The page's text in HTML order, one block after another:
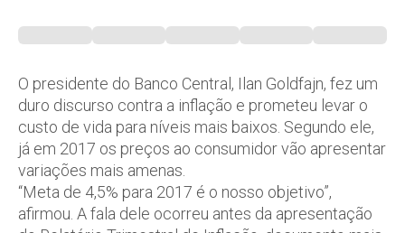
O presidente do Banco Central, Ilan Goldfajn, fez um
duro discurso contra a inflação e prometeu levar o
custo de vida para níveis mais baixos. Segundo ele,
já em 2017 os preços ao consumidor vão apresentar
variações mais amenas.
“Meta de 4,5% para 2017 é o nosso objetivo”,
afirmou. A fala dele ocorreu antes da apresentação